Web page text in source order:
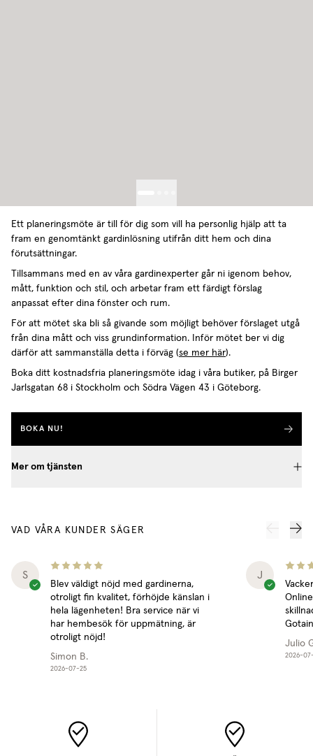
Ett planeringsmöte är till för dig som vill ha personlig hjälp att ta
fram en genomtänkt gardinlösning utifrån ditt hem och dina
förutsättningar.
Tillsammans med en av våra gardinexperter går ni igenom behov,
mått, funktion och stil, och arbetar fram ett färdigt förslag
anpassat efter dina fönster och rum.
För att mötet ska bli så givande som möjligt behöver förslaget utgå
från dina mått och viss grundinformation. Inför mötet ber vi dig
därför att sammanställa detta i förväg (se mer här).
Boka ditt kostnadsfria planeringsmöte idag i våra butiker, på Birger
Jarlsgatan 68 i Stockholm och Södra Vägen 43 i Göteborg.
BOKA NU!
Mer om tjänsten
VAD VÅRA KUNDER SÄGER
S
Blev väldigt nöjd med gardinerna,
otroligt fin kvalitet, förhöjde känslan i
hela lägenheten! Bra service när vi
har hembesök för uppmätning, är
otroligt nöjd!
Simon B.
2026-07-25
J
Julio
2026-